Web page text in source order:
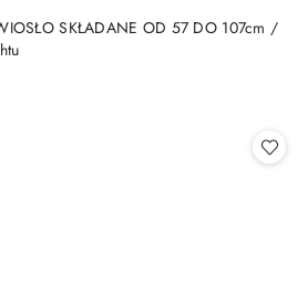
SKŁADANE OD 57 DO 107cm /